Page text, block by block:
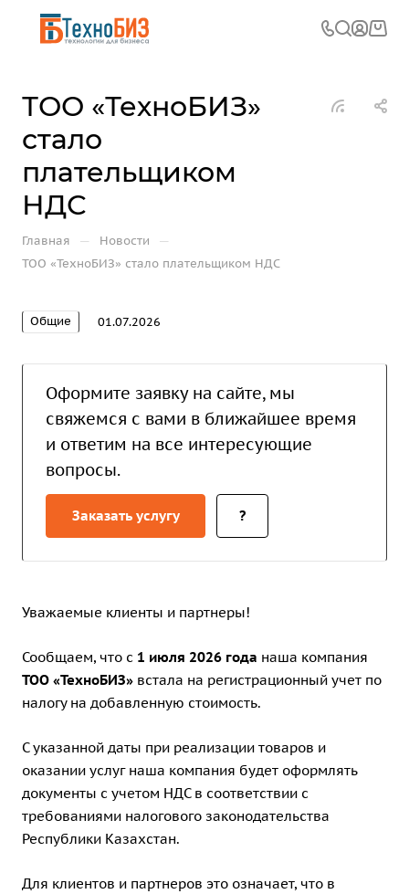
ТОО «ТехноБИЗ»
стало
плательщиком
НДС
Главная — Новости —
ТОО «ТехноБИЗ» стало плательщиком НДС
Общие 01.07.2026
Оформите заявку на сайте, мы
свяжемся с вами в ближайшее время
и ответим на все интересующие
вопросы.
Заказать услугу ?
Уважаемые клиенты и партнеры!
Сообщаем, что с 1 июля 2026 года наша компания
ТОО «ТехноБИЗ» встала на регистрационный учет по
налогу на добавленную стоимость.
С указанной даты при реализации товаров и
оказании услуг наша компания будет оформлять
документы с учетом НДС в соответствии с
требованиями налогового законодательства
Республики Казахстан.
Для клиентов и партнеров это означает, что в